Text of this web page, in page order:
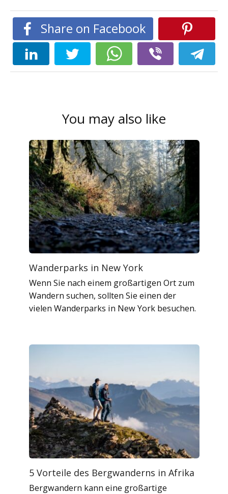
Share on Facebook
You may also like
Wanderparks in New York
Wenn Sie nach einem großartigen Ort zum
Wandern suchen, sollten Sie einen der
vielen Wanderparks in New York besuchen.
5 Vorteile des Bergwanderns in Afrika
Bergwandern kann eine großartige